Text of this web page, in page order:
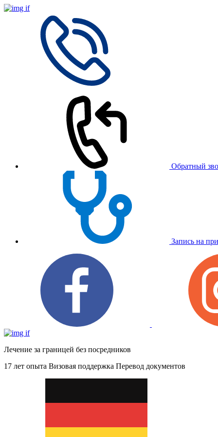
Обратный
Запись на
Лечение за границей без посредников
17 лет опыта Визовая поддержка Перевод документов